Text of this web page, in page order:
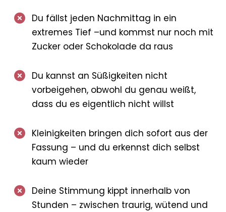
Du fällst jeden Nachmittag in ein
extremes Tief –und kommst nur noch mit
Zucker oder Schokolade da raus
Du kannst an Süßigkeiten nicht
vorbeigehen, obwohl du genau weißt,
dass du es eigentlich nicht willst
Kleinigkeiten bringen dich sofort aus der
Fassung – und du erkennst dich selbst
kaum wieder
Deine Stimmung kippt innerhalb von
Stunden – zwischen traurig, wütend und